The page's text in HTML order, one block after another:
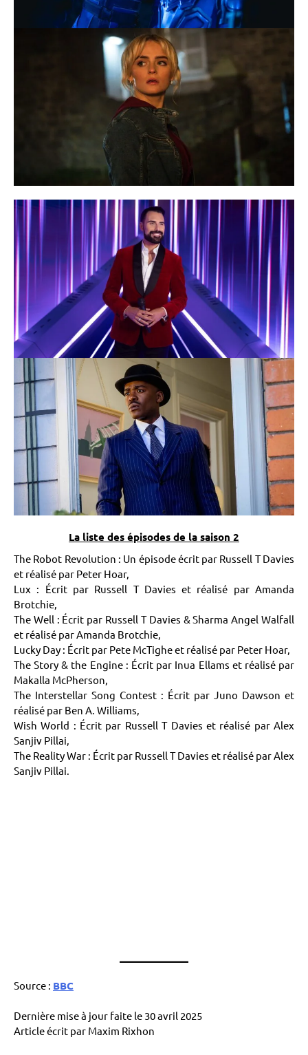
La liste des épisodes de la saison 2
The Robot Revolution : Un épisode écrit par Russell T Davies
et réalisé par Peter Hoar,
Lux : Écrit par Russell T Davies et réalisé par Amanda
Brotchie,
The Well : Écrit par Russell T Davies & Sharma Angel Walfall
et réalisé par Amanda Brotchie,
Lucky Day : Écrit par Pete McTighe et réalisé par Peter Hoar,
The Story & the Engine : Écrit par Inua Ellams et réalisé par
Makalla McPherson,
The Interstellar Song Contest : Écrit par Juno Dawson et
réalisé par Ben A. Williams,
Wish World : Écrit par Russell T Davies et réalisé par Alex
Sanjiv Pillai,
The Reality War : Écrit par Russell T Davies et réalisé par Alex
Sanjiv Pillai.
Source : BBC
Dernière mise à jour faite le 30 avril 2025
Article écrit par Maxim Rixhon